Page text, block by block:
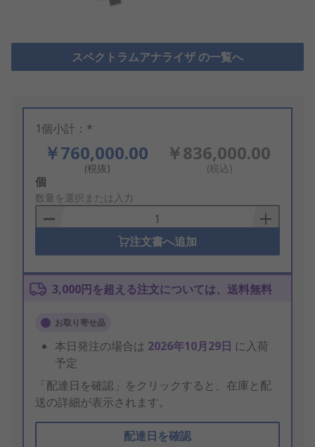
スペクトラムアナライザ の一覧へ
1個小計：*
￥760,000.00
(税抜)
￥836,000.00
(税込)
Add
to
Basket
個
数量を選択または入力
注文書へ追加
3,000円を超える注文については、送料無料
お取り寄せ品
本日発注の場合は 2026年10月29日 に入荷
予定
「配達日を確認」をクリックすると、在庫と配
送の詳細が表示されます。
配達日を確認